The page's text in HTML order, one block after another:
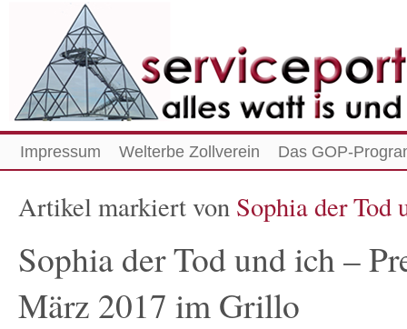
Impressum Welterbe Zollverein Das GOP-
Artikel markiert von Sophia der Tod
Sophia der Tod und ich –
März 2017 im Grillo